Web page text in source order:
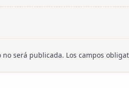
no será publicada. Los campos